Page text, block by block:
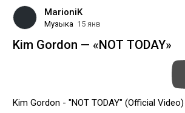
MarioniK
Музыка 15 янв
Kim Gordon — «NOT TODAY»
Kim Gordon - "NOT TODAY" (Official Video)